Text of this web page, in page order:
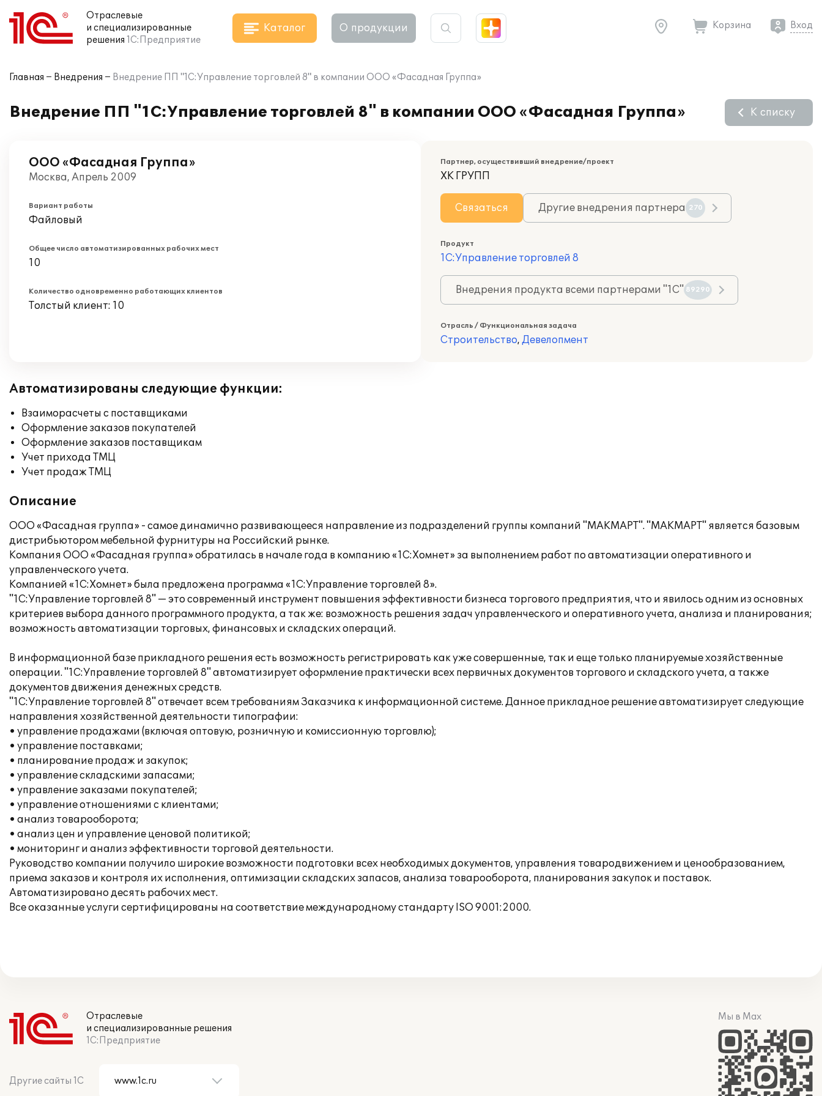
Отраслевые
и специализированные
решения 1С:Предприятие
Каталог О продукции Корзина Вход
Главная Внедрения Внедрение ПП "1С:Управление торговлей 8" в компании ООО «Фасадная Группа»
Внедрение ПП "1С:Управление торговлей 8" в компании ООО «Фасадная Группа» К списку
ООО «Фасадная Группа»
Москва, Апрель 2009
Вариант работы
Файловый
Общее число автоматизированных рабочих мест
10
Количество одновременно работающих клиентов
Толстый клиент: 10
Партнер, осуществивший внедрение/проект
ХК ГРУПП
Связаться Другие внедрения партнера 270
Продукт
1С:Управление торговлей 8
Внедрения продукта всеми партнерами "1С" 89290
Отрасль / Функциональная задача
Строительство, Девелопмент
Автоматизированы следующие функции:
Взаиморасчеты с поставщиками
Оформление заказов покупателей
Оформление заказов поставщикам
Учет прихода ТМЦ
Учет продаж ТМЦ
Описание
ООО «Фасадная группа» - самое динамично развивающееся направление из подразделений группы компаний "МАКМАРТ". "МАКМАРТ" является базовым
дистрибьютором мебельной фурнитуры на Российский рынке.
Компания ООО «Фасадная группа» обратилась в начале года в компанию «1С:Хомнет» за выполнением работ по автоматизации оперативного и
управленческого учета.
Компанией «1С:Хомнет» была предложена программа «1С:Управление торговлей 8».
"1С:Управление торговлей 8" — это современный инструмент повышения эффективности бизнеса торгового предприятия, что и явилось одним из основных
критериев выбора данного программного продукта, а так же: возможность решения задач управленческого и оперативного учета, анализа и планирования;
возможность автоматизации торговых, финансовых и складских операций.
В информационной базе прикладного решения есть возможность регистрировать как уже совершенные, так и еще только планируемые хозяйственные
операции. "1С:Управление торговлей 8" автоматизирует оформление практически всех первичных документов торгового и складского учета, а также
документов движения денежных средств.
"1С:Управление торговлей 8" отвечает всем требованиям Заказчика к информационной системе. Данное прикладное решение автоматизирует следующие
направления хозяйственной деятельности типографии:
• управление продажами (включая оптовую, розничную и комиссионную торговлю);
• управление поставками;
• планирование продаж и закупок;
• управление складскими запасами;
• управление заказами покупателей;
• управление отношениями с клиентами;
• анализ товарооборота;
• анализ цен и управление ценовой политикой;
• мониторинг и анализ эффективности торговой деятельности.
Руководство компании получило широкие возможности подготовки всех необходимых документов, управления товародвижением и ценообразованием,
приема заказов и контроля их исполнения, оптимизации складских запасов, анализа товарооборота, планирования закупок и поставок.
Автоматизировано десять рабочих мест.
Все оказанные услуги сертифицированы на соответствие международному стандарту ISO 9001:2000.
Отраслевые
и специализированные решения
1С:Предприятие
Другие сайты 1С
Мы в Max